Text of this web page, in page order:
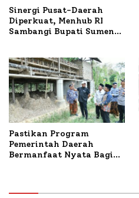
Sinergi Pusat-Daerah
Diperkuat, Menhub RI
Sambangi Bupati Sumenep
Pastikan Program
Pemerintah Daerah
Bermanfaat Nyata Bagi